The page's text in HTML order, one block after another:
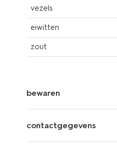
vezels
eiwitten
zout
bewaren
contactgegevens